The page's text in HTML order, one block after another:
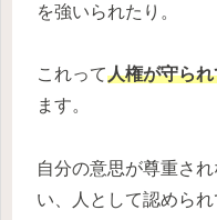
を強いられたり。
これって人権が守ら
ます。
自分の意思が尊重さ
い、人として認めら